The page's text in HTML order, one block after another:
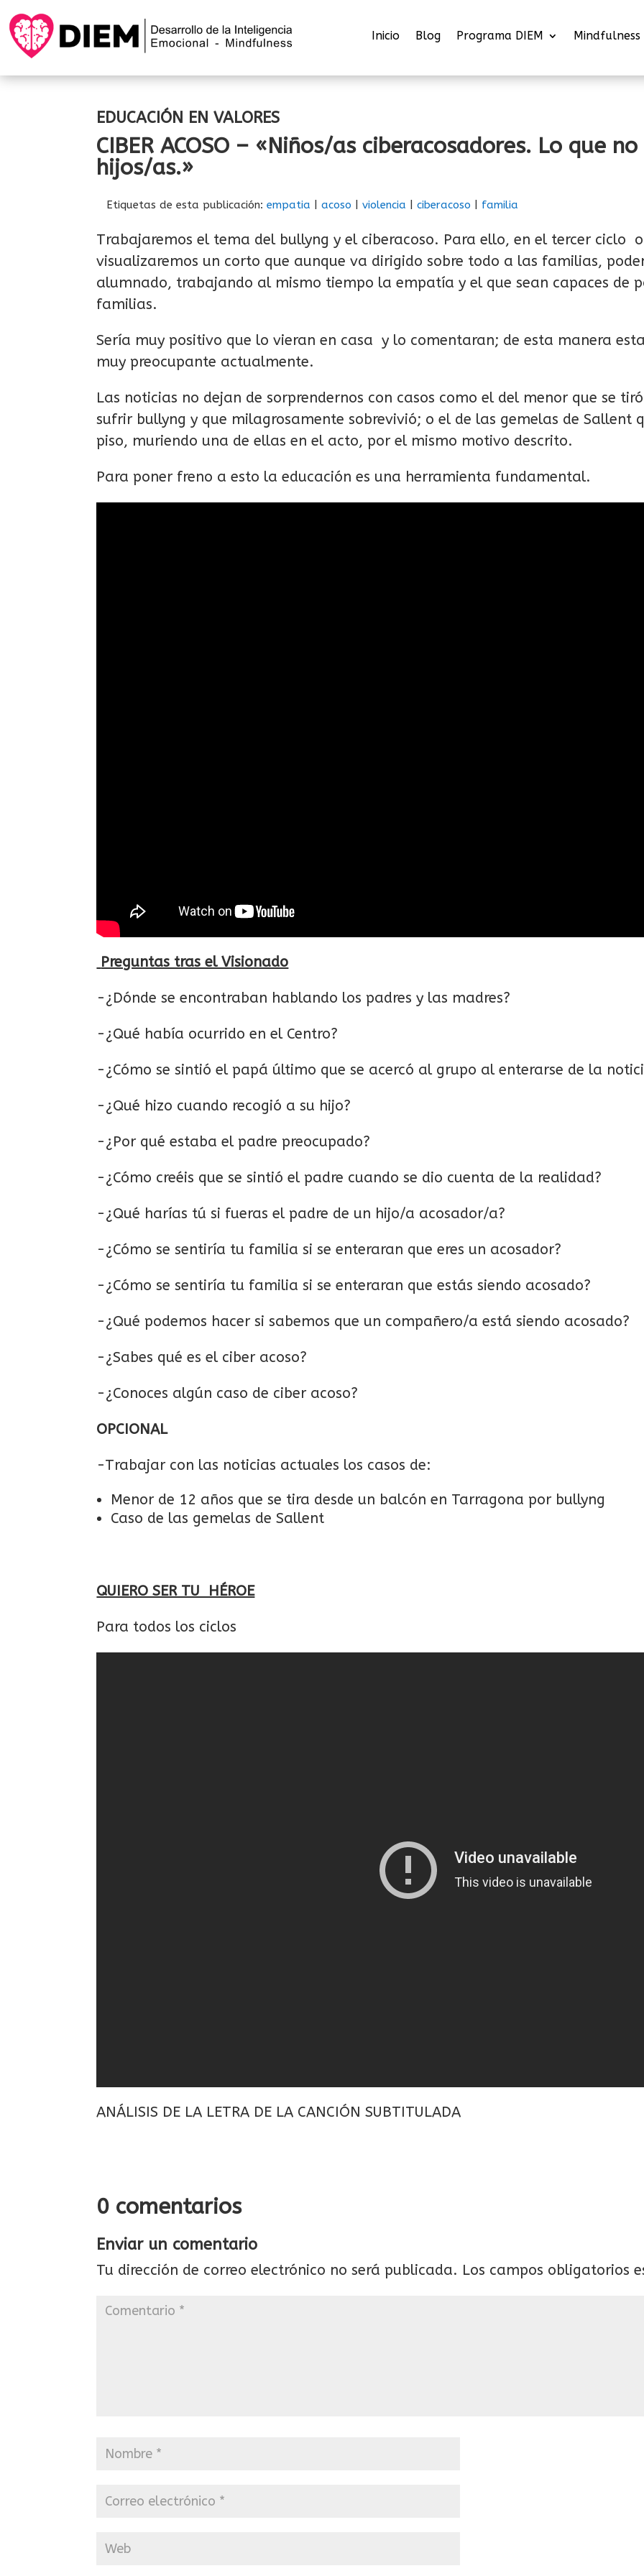
Inicio Blog Programa DIEM Mindfulness
EDUCACIÓN EN VALORES
CIBER ACOSO – «Niños/as ciberacosadores. Lo que
hijos/as.»
Etiquetas de esta publicación:empatia |acoso |violencia |ciberacoso familia
Trabajaremos el tema del bullyng y el ciberacoso. Para ello, en el tercer ciclo
visualizaremos un corto que aunque va dirigido sobre todo a las familias,
alumnado, trabajando al mismo tiempo la empatía y el que sean capaces de
familias.
Sería muy positivo que lo vieran en casa y lo comentaran; de esta manera
muy preocupante actualmente.
Las noticias no dejan de sorprendernos con casos como el del menor que se
sufrir bullyng y que milagrosamente sobrevivió; o el de las gemelas de Sallent
piso, muriendo una de ellas en el acto, por el mismo motivo descrito.
Para poner freno a esto la educación es una herramienta fundamental.
Preguntas tras el Visionado
-¿Dónde se encontraban hablando los padres y las madres?
-¿Qué había ocurrido en el Centro?
-¿Cómo se sintió el papá último que se acercó al grupo al enterarse de la
-¿Qué hizo cuando recogió a su hijo?
-¿Por qué estaba el padre preocupado?
-¿Cómo creéis que se sintió el padre cuando se dio cuenta de la realidad?
-¿Qué harías tú si fueras el padre de un hijo/a acosador/a?
-¿Cómo se sentiría tu familia si se enteraran que eres un acosador?
-¿Cómo se sentiría tu familia si se enteraran que estás siendo acosado?
-¿Qué podemos hacer si sabemos que un compañero/a está siendo acosado?
-¿Sabes qué es el ciber acoso?
-¿Conoces algún caso de ciber acoso?
OPCIONAL
-Trabajar con las noticias actuales los casos de:
Menor de 12 años que se tira desde un balcón en Tarragona por bullyng
Caso de las gemelas de Sallent
QUIERO SER TU HÉROE
Para todos los ciclos
ANÁLISIS DE LA LETRA DE LA CANCIÓN SUBTITULADA
0 comentarios
Enviar un comentario
Tu dirección de correo electrónico no será publicada. Los campos obligatorios